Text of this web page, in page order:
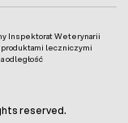
Inspektorat Weterynarii
produktami leczniczymi
odległość
reserved.